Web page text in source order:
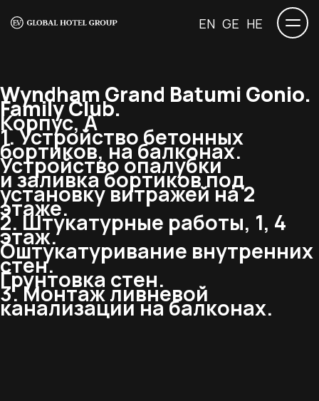
EN GE HE
Wyndham Grand Batumi Gonio.
Family Club.
Корпус, А
1. Устройство бетонных
бортиков, на балконах.
Устройство опалубки
и заливка бортиков под
установку витражей на 2
этаже.
2. Штукатурные работы, 1, 4
этаж.
Оштукатуривание внутренних
стен.
Грунтовка стен.
3. Монтаж ливневой
канализации на балконах.